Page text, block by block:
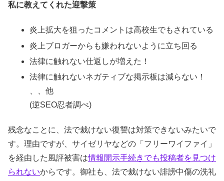
私に教えてくれた迎撃策
炎上拡大を狙ったコメントは高校生でもされている
炎上ブロガーからも嫌われないように立ち回る
法律に触れない仕返しが増えた！
法律に触れないネガティブな掲示板は減らない！
、、他
(逆SEO忍者調べ)
残念なことに、法で裁けない復讐は対策できないみたいで
す。理由ですが、サイゼリヤなどの「フリーワイファイ」
を経由した風評被害は情報開示手続きでも投稿者を見つけ
られないからです。御社も、法で裁けない誹謗中傷の洗礼